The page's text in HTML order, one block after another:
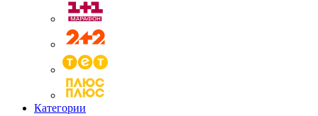
Категории